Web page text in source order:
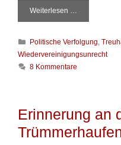
Weiterlesen …
i
s
e
d
f
K
a
t
i
e
n
Politische Verfolgung,
Wiedervereinigungsunrecht
8 Kommentare
Erinnerung an